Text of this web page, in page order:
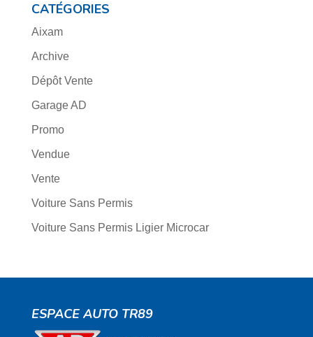
CATÉGORIES
Aixam
Archive
Dépôt Vente
Garage AD
Promo
Vendue
Vente
Voiture Sans Permis
Voiture Sans Permis Ligier Microcar
ESPACE AUTO TR89